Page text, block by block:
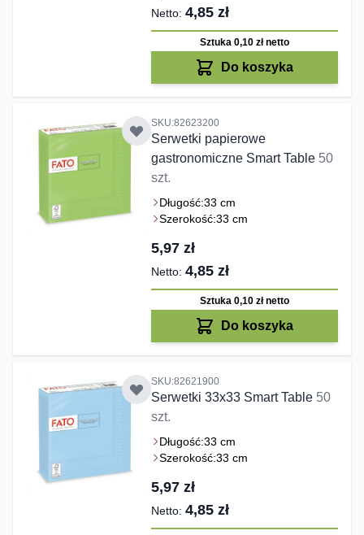
4,85 zł
Sztuka 0,10 złnetto
Do koszyka
SKU:82623200
Serwetki papierowe
gastronomiczne Smart Table 50
szt.
Długość:33 cm
Szerokość:33 cm
5,97 zł
4,85 zł
Sztuka 0,10 złnetto
Do koszyka
SKU:82621900
Serwetki 33x33 Smart Table 50
szt.
Długość:33 cm
Szerokość:33 cm
5,97 zł
4,85 zł